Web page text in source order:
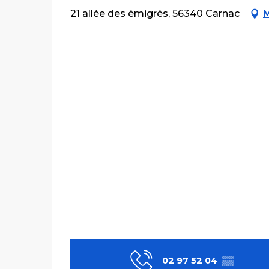
21 allée des émigrés, 56340 Carnac
02 97 52 04 ▒▒